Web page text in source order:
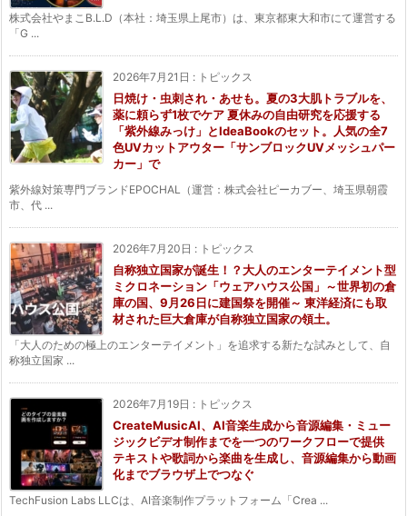
株式会社やまこB.L.D（本社：埼玉県上尾市）は、東京都東大和市にて運営する
「G ...
2026年7月21日 : トピックス
日焼け・虫刺され・あせも。夏の3大肌トラブルを、
薬に頼らず1枚でケア 夏休みの自由研究を応援する
「紫外線みっけ」とIdeaBookのセット。人気の全7
色UVカットアウター「サンブロックUVメッシュパー
カー」で
紫外線対策専門ブランドEPOCHAL（運営：株式会社ピーカブー、埼玉県朝霞
市、代 ...
2026年7月20日 : トピックス
自称独立国家が誕生！？大人のエンターテイメント型
ミクロネーション「ウェアハウス公国」～世界初の倉
庫の国、9月26日に建国祭を開催～ 東洋経済にも取
材された巨大倉庫が自称独立国家の領土。
「大人のための極上のエンターテイメント」を追求する新たな試みとして、自
称独立国家 ...
2026年7月19日 : トピックス
CreateMusicAI、AI音楽生成から音源編集・ミュー
ジックビデオ制作までを一つのワークフローで提供
テキストや歌詞から楽曲を生成し、音源編集から動画
化までブラウザ上でつなぐ
TechFusion Labs LLCは、AI音楽制作プラットフォーム「Crea ...